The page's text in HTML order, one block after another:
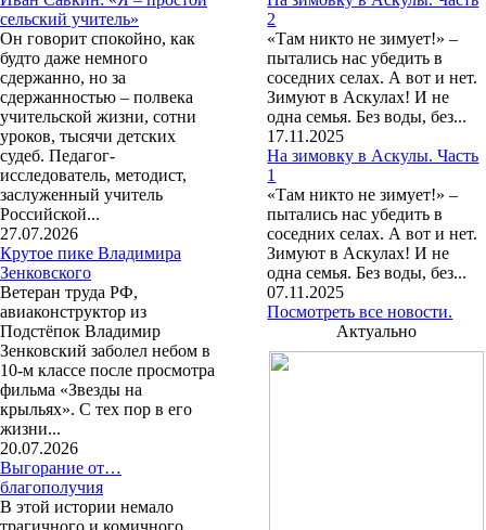
сельский учитель»
Он говорит спокойно, как
будто даже немного
сдержанно, но за
сдержанностью – полвека
учительской жизни, сотни
уроков, тысячи детских
судеб. Педагог-
исследователь, методист,
заслуженный учитель
Российской...
27.07.2026
Крутое пике Владимира
Зенковского
Ветеран труда РФ,
авиаконструктор из
Подстёпок Владимир
Зенковский заболел небом в
10-м классе после просмотра
фильма «Звезды на
крыльях». С тех пор в его
жизни...
20.07.2026
Выгорание от…
благополучия
В этой истории немало
2
«Там никто не зимует!» –
пытались нас убедить в
соседних селах. А вот и нет.
Зимуют в Аскулах! И не
одна семья. Без воды, без...
17.11.2025
На зимовку в Аскулы. Часть
1
«Там никто не зимует!» –
пытались нас убедить в
соседних селах. А вот и нет.
Зимуют в Аскулах! И не
одна семья. Без воды, без...
07.11.2025
Посмотреть все новости.
Актуально